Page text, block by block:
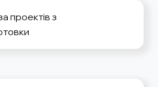
проектів з